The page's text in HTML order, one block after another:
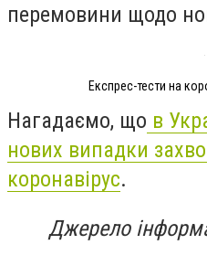
перемовини щодо
Експрес-тести на
Нагадаємо, що в
нових випадки
коронавірус.
Джерело